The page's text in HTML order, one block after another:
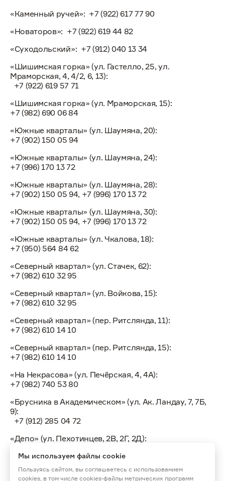
«Каменный ручей»: +7 (922) 617 77 90
«Новаторов»: +7 (922) 619 44 82
«Суходольский»: +7 (912) 040 13 34
«Шишимская горка» (ул. Гастелло, 25, ул.
Мраморская, 4, 4/2, 6, 13):
+7 (922) 619 57 71
«Шишимская горка» (ул. Мраморская, 15):
+7 (982) 690 06 84
«Южные кварталы» (ул. Шаумяна, 20):
+7 (902) 150 05 94
«Южные кварталы» (ул. Шаумяна, 24):
+7 (996) 170 13 72
«Южные кварталы» (ул. Шаумяна, 28):
+7 (902) 150 05 94, +7 (996) 170 13 72
«Южные кварталы» (ул. Шаумяна, 30):
+7 (902) 150 05 94, +7 (996) 170 13 72
«Южные кварталы» (ул. Чкалова, 18):
+7 (950) 564 84 62
«Северный квартал» (ул. Стачек, 62):
+7 (982) 610 32 95
«Северный квартал» (ул. Войкова, 15):
+7 (982) 610 32 95
«Северный квартал» (пер. Ритслянда, 11):
+7 (982) 610 14 10
«Северный квартал» (пер. Ритслянда, 15):
+7 (982) 610 14 10
«На Некрасова» (ул. Печёрская, 4, 4А):
+7 (982) 740 53 80
«Брусника в Академическом» (ул. Ак. Ландау, 7, 7Б,
9):
+7 (912) 285 04 72
«Депо» (ул. Пехотинцев, 2В, 2Г, 2Д):
Мы используем файлы cookie
Пользуясь сайтом, вы соглашаетесь с использованием
cookies, в том числе cookies-файлы метрических программ